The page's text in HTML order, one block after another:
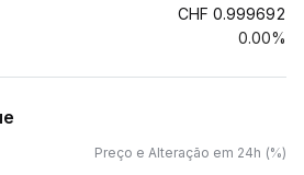
CHF 0.999692
0.00%
Preço e Alteração em 24h (%)